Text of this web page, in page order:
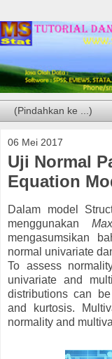
06 Mei 2017
Uji Normal
Equation
Dalam model
menggunakan
mengasumsikan
normal univariate
To assess
univariate and
distributions can
and kurtosis.
normality and